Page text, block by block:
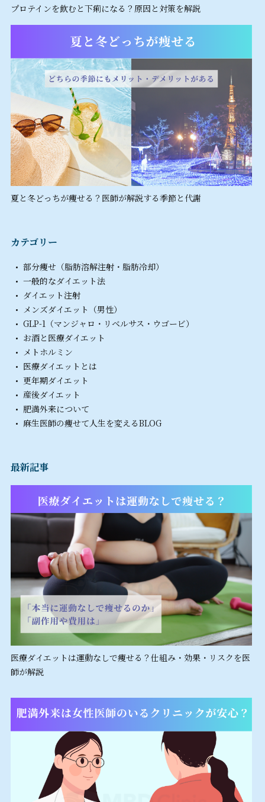
プロテインを飲むと下痢になる？原因と対策を解説
夏と冬どっちが痩せる？医師が解説する季節と代謝
カテゴリー
部分痩せ（脂肪溶解注射・脂肪冷却）
一般的なダイエット法
ダイエット注射
メンズダイエット（男性）
GLP-1（マンジャロ・リベルサス・ウゴービ）
お酒と医療ダイエット
メトホルミン
医療ダイエットとは
更年期ダイエット
産後ダイエット
肥満外来について
麻生医師の痩せて人生を変えるBLOG
最新記事
医療ダイエットは運動なしで痩せる？仕組み・効果・リスクを医
師が解説